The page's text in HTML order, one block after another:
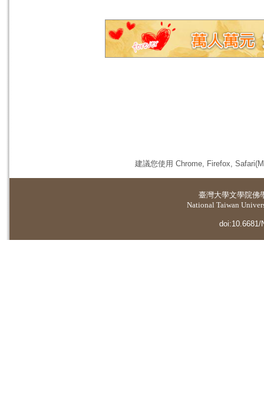
建議您使用 Chrome, Firefox,
臺灣大學文學院佛
National Taiwan
doi:10.6681/